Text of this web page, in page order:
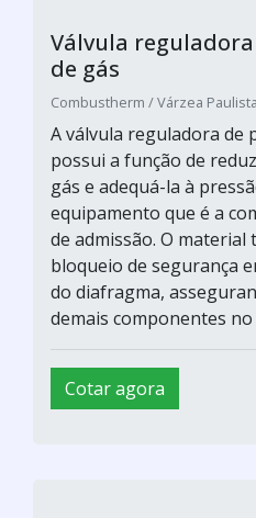
Válvula
de gás
Combustherm / Várzea
A válvula reguladora de
possui a função de
gás e adequá-la à
equipamento que é a
de admissão. O material
bloqueio de segurança
do diafragma,
demais componentes no
Cotar agora